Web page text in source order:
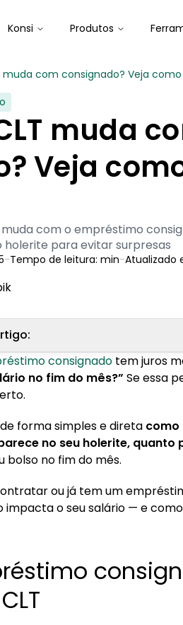
Konsi Produtos
muda com consignado? Veja
muda
Veja
muda com o empréstimo
holerite para evitar surpresas
-Tempo de leitura: min-Atualizado
para trabalhadores
direto na folha
público, privado e
afeta o salário do
permitido por lei
for ultrapassado?
no processo
ao banco
consignado tem juros
no fim do mês?” Se essa
forma simples e direta como
no seu holerite,
bolso no fim do mês.
ou já tem um
o seu salário — e